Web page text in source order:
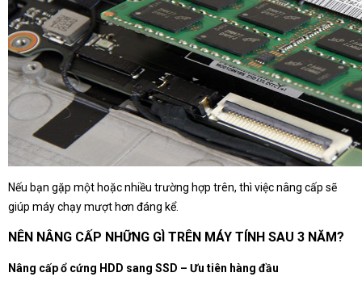
Nếu bạn gặp một hoặc nhiều trường hợp trên, thì việc nâng cấp sẽ
giúp máy chạy mượt hơn đáng kể.
NÊN NÂNG CẤP NHỮNG GÌ TRÊN MÁY TÍNH SAU 3 NĂM?
Nâng cấp ổ cứng HDD sang SSD – Ưu tiên hàng đầu